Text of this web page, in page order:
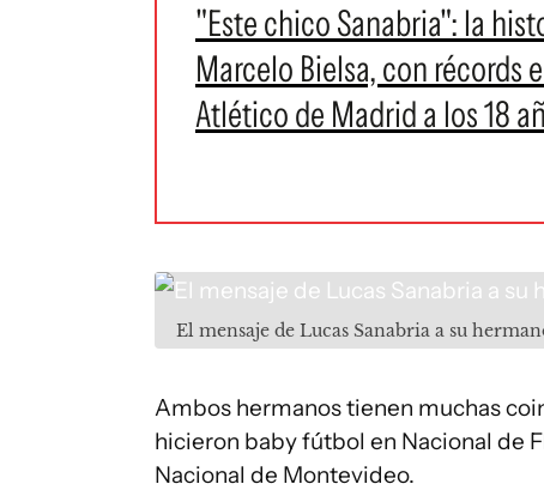
"Este chico Sanabria": la
Marcelo Bielsa, con récords
Atlético de Madrid a los 18
El mensaje de Lucas Sanabria a su
Ambos hermanos tienen muchas
hicieron baby fútbol en Nacional de
Nacional de Montevideo.